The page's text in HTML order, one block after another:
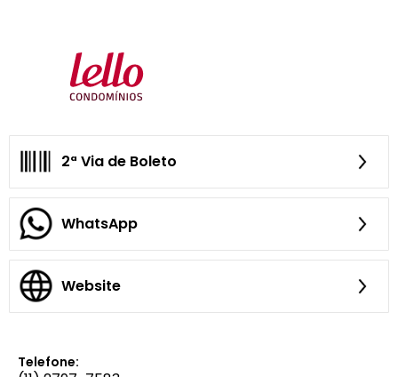
2ª Via de Boleto
WhatsApp
Website
Telefone: